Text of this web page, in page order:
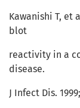
Kawanishi T, et
blot
reactivity in a
disease.
J Infect Dis.